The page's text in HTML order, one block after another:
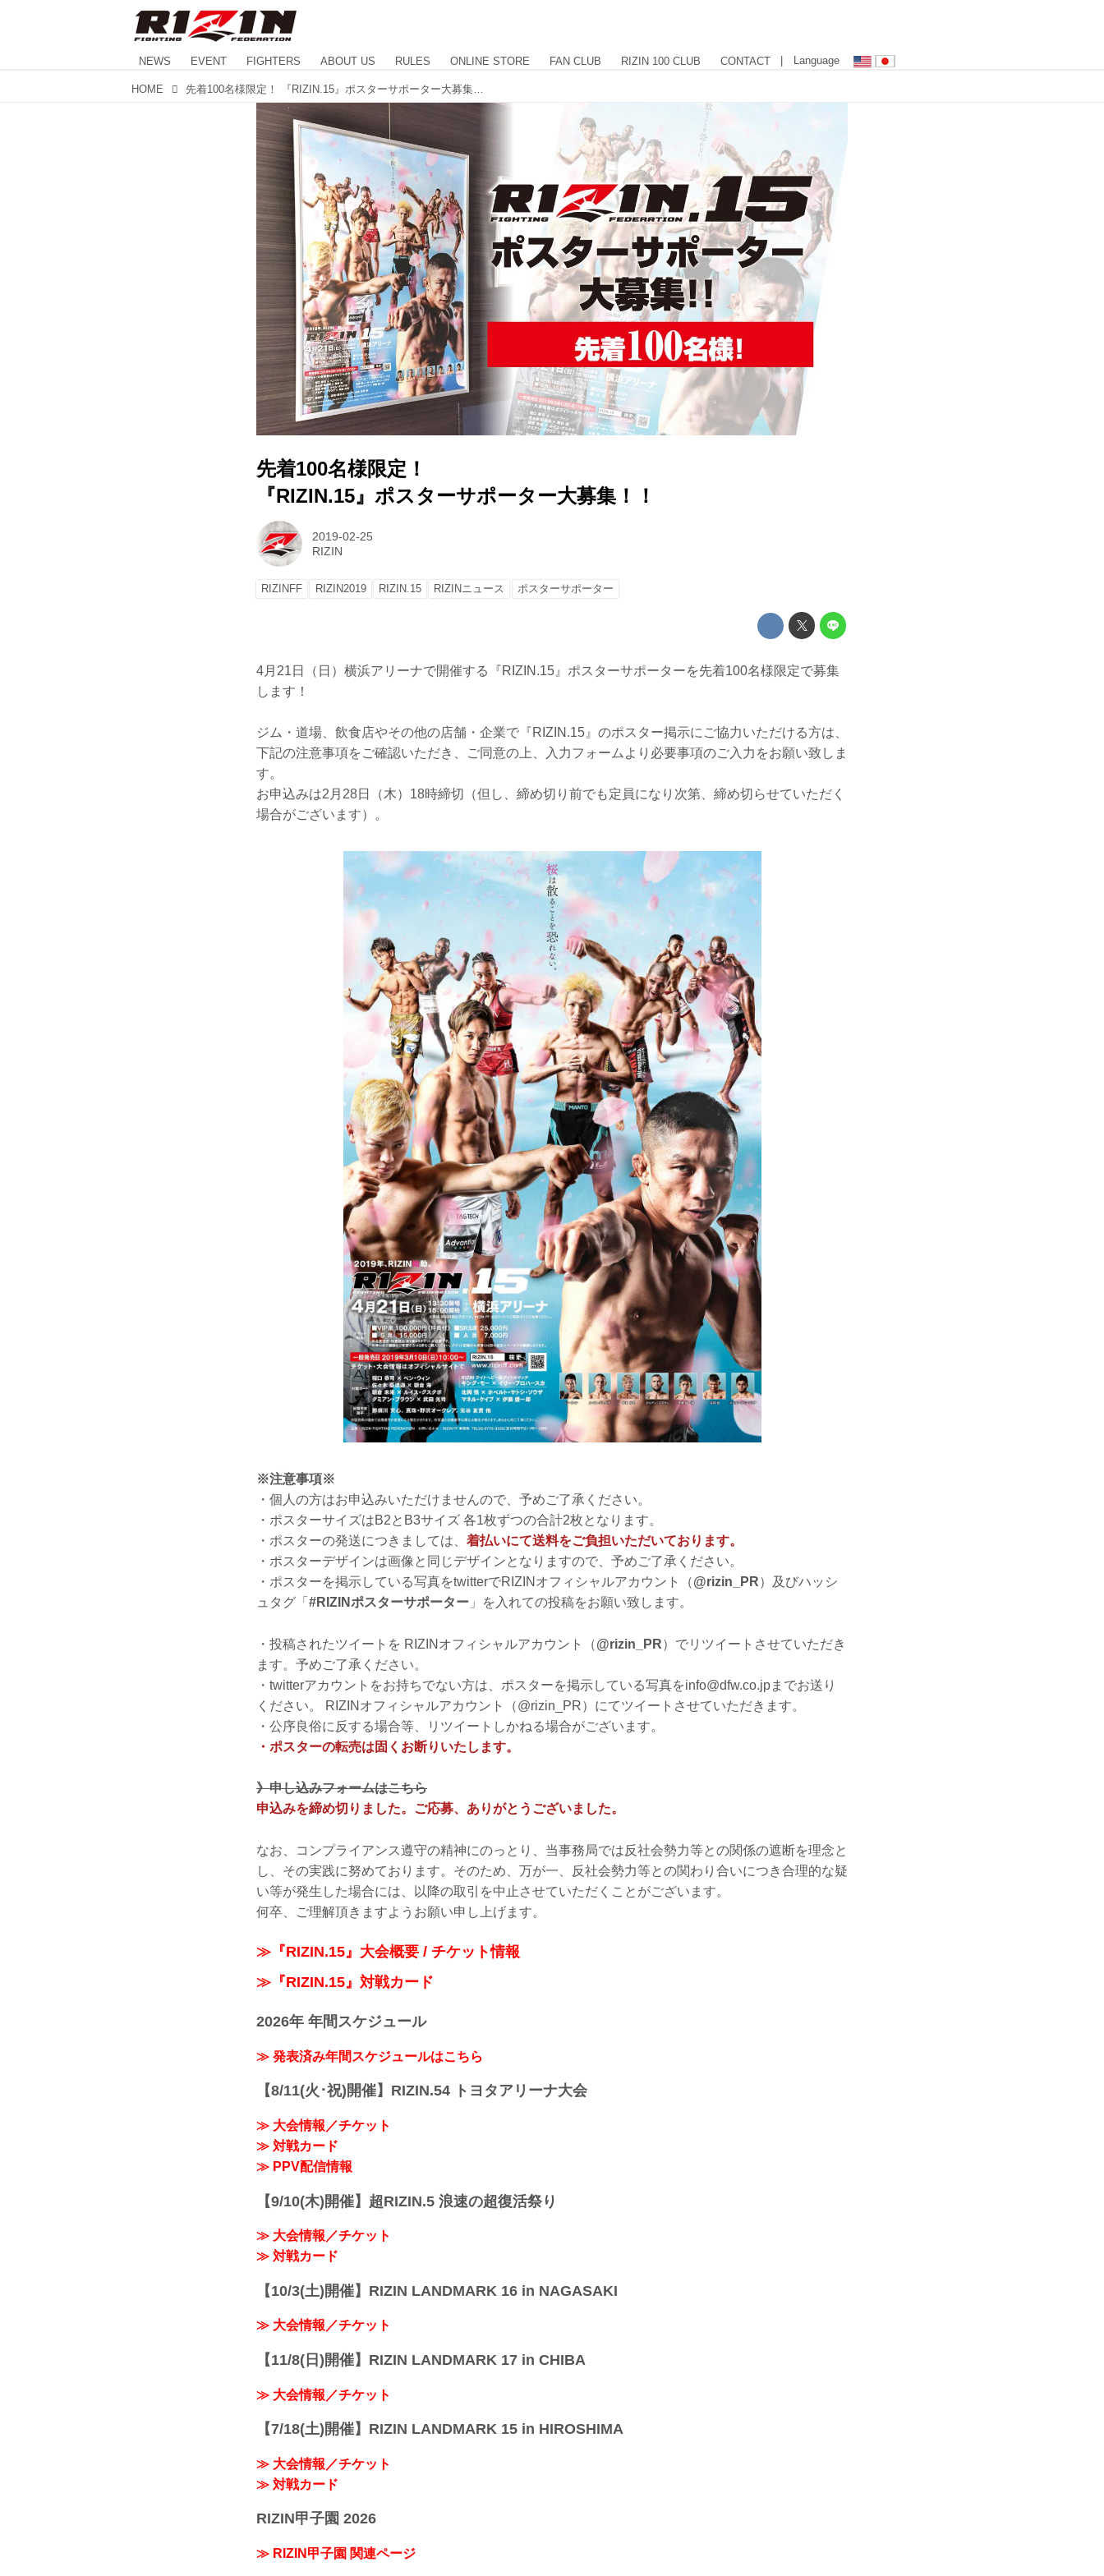
NEWS EVENT FIGHTERS ABOUT US RULES ONLINE STORE FAN CLUB RIZIN 100 CLUB CONTACT | Language
HOME
先着100名様限定！
『RIZIN.15』ポスターサポーター大募集！！
2019-02-25
RIZIN
RIZINFF RIZIN2019 RIZIN.15 RIZINニュース ポスターサポーター
4月21日（日）横浜アリーナで開催する『RIZIN.15』ポスターサポーターを先着100名様限定で募集
します！
ジム・道場、飲食店やその他の店舗・企業で『RIZIN.15』のポスター掲示にご協力いただける方は、
下記の注意事項をご確認いただき、ご同意の上、入力フォームより必要事項のご入力をお願い致しま
す。
お申込みは2月28日（木）18時締切（但し、締め切り前でも定員になり次第、締め切らせていただく
場合がございます）。
※注意事項※
・個人の方はお申込みいただけませんので、予めご了承ください。
・ポスターサイズはB2とB3サイズ 各1枚ずつの合計2枚となります。
・ポスターの発送につきましては、 着払いにて送料をご負担いただいております。
・ポスターデザインは画像と同じデザインとなりますので、予めご了承ください。
・ポスターを掲示している写真をtwitterでRIZINオフィシャルアカウント（@rizin_PR）及びハッシ
ュタグ「 #RIZINポスターサポーター 」を入れての投稿をお願い致します。
・投稿されたツイートを RIZINオフィシャルアカウント（@rizin_PR）でリツイートさせていただき
ます。予めご了承ください。
・twitterアカウントをお持ちでない方は、ポスターを掲示している写真をinfo@dfw.co.jpまでお送り
ください。 RIZINオフィシャルアカウント（@rizin_PR）にてツイートさせていただきます。
・公序良俗に反する場合等、リツイートしかねる場合がございます。
・ポスターの転売は固くお断りいたします。
》申し込みフォームはこちら
申込みを締め切りました。ご応募、ありがとうございました。
なお、コンプライアンス遵守の精神にのっとり、当事務局では反社会勢力等との関係の遮断を理念と
し、その実践に努めております。そのため、万が一、反社会勢力等との関わり合いにつき合理的な疑
い等が発生した場合には、以降の取引を中止させていただくことがございます。
何卒、ご理解頂きますようお願い申し上げます。
≫『RIZIN.15』大会概要 / チケット情報
≫『RIZIN.15』対戦カード
2026年 年間スケジュール
≫ 発表済み年間スケジュールはこちら
【8/11(火･祝)開催】RIZIN.54 トヨタアリーナ大会
≫ 大会情報／チケット
≫ 対戦カード
≫ PPV配信情報
【9/10(木)開催】超RIZIN.5 浪速の超復活祭り
≫ 大会情報／チケット
≫ 対戦カード
【10/3(土)開催】RIZIN LANDMARK 16 in NAGASAKI
≫ 大会情報／チケット
【11/8(日)開催】RIZIN LANDMARK 17 in CHIBA
≫ 大会情報／チケット
【7/18(土)開催】RIZIN LANDMARK 15 in HIROSHIMA
≫ 大会情報／チケット
≫ 対戦カード
RIZIN甲子園 2026
≫ RIZIN甲子園 関連ページ